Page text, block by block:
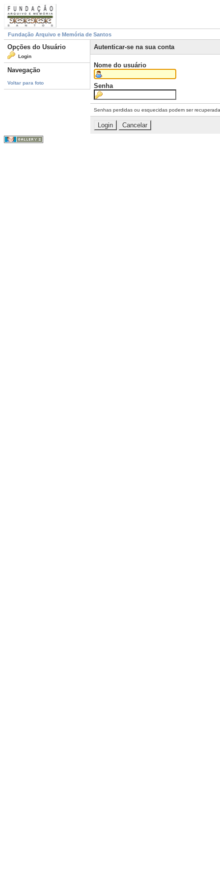
Fundação Arquivo e Memória de Santos
Opções do Usuário
Login
Navegação
Voltar para foto
Autenticar-se na sua conta
Nome do usuário
Senha
Senhas perdidas ou esquecidas podem ser